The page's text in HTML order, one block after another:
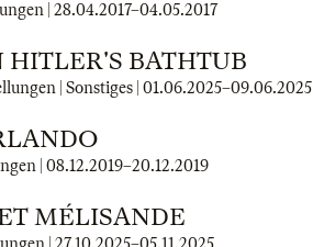
| 28.04.2017–04.05.2017
BATHTUB
| Sonstiges | 01.06.2025–09.06.2025
| 08.12.2019–20.12.2019
MÉLISANDE